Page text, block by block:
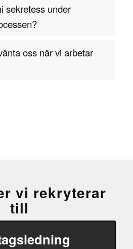
sekretess under
oss när vi arbetar
vi rekryterar
till